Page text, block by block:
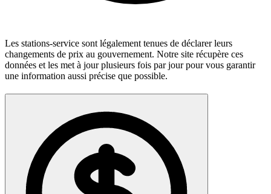
Les stations-service sont légalement tenues de déclarer leurs
changements de prix au gouvernement. Notre site récupère ces
données et les met à jour plusieurs fois par jour pour vous garantir
une information aussi précise que possible.